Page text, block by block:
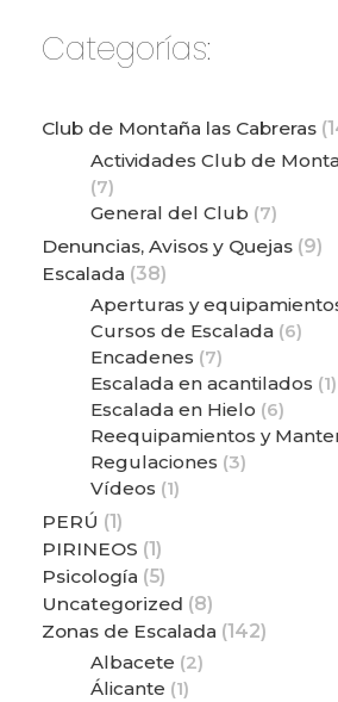
Categorías:
Club de Montaña las Cabreras
Actividades Club de
(7)
General del Club (7)
Denuncias, Avisos y Quejas (9)
Escalada (38)
Aperturas y
Cursos de Escalada(6)
Encadenes (7)
Escalada en acantilados (1)
Escalada en Hielo (6)
Reequipamientos y
Regulaciones (3)
Vídeos (1)
PERÚ (1)
PIRINEOS (1)
Psicología (5)
Uncategorized (8)
Zonas de Escalada (142)
Albacete (2)
Álicante (1)